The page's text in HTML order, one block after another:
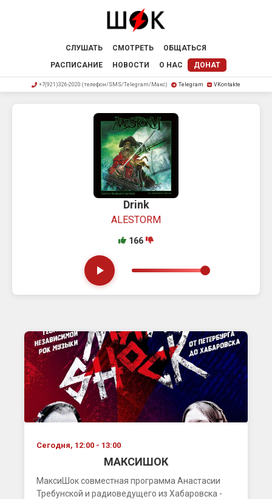
СЛУШАТЬ СМОТРЕТЬ
ОБЩАТЬСЯ
РАСПИСАНИЕ
НОВОСТИ О НАС ДОНАТ
+7(921)326-2020 (телефон/SMS/Telegram/Макс) Telegram VKontakte
Drink
ALESTORM
166
Сегодня, 12:00 - 13:00
МАКСИШОК
МаксиШок совместная программа Анастасии
Требунской и радиоведущего из Хабаровска -